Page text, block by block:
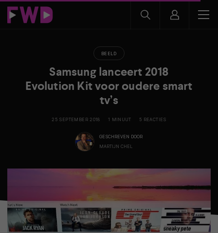
BEELD
Samsung lanceert 2018
Evolution Kit voor oudere smart
tv’s
25 SEPTEMBER 2018 1 MINUUT 5 REACTIES
GESCHREVEN DOOR
MARTIJN CHEL